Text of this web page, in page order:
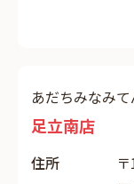
あだちみなみて
足立南店
住所